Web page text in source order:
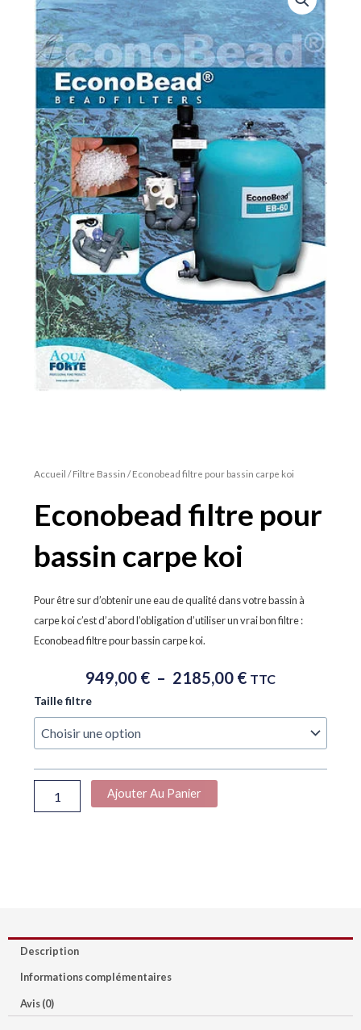
Accueil /Filtre Bassin / Econobead filtre pour bassin carpe koi
Econobead filtre pour
bassin carpe koi
Pour être sur d’obtenir une eau de qualité dans votre bassin à
carpe koi c’est d’abord l’obligation d’utiliser un vrai bon filtre :
Econobead filtre pour bassin carpe koi.
949,00 € – 2185,00 €Plage
Prix :
À
2185,00 €
TTC
Taille filtre
quantité
de
Econobead
filtre
bassin
carpe
koi
Ajouter Au Panier
Description
Informations complémentaires
Avis (0)